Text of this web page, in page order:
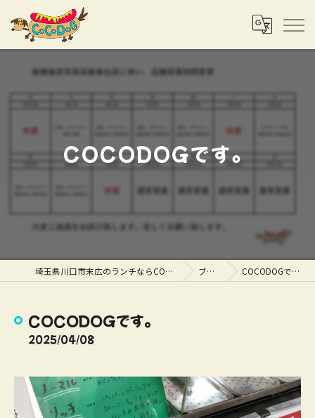
COCODOGです。
埼玉県川口市末広のランチならCOCODOG ブログ COCODOGです。
COCODOGです。
2025/04/08